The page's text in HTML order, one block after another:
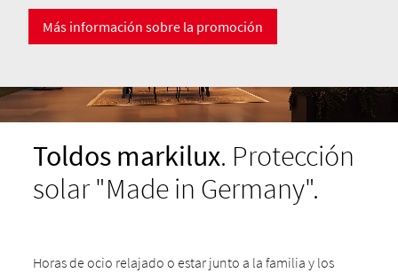
Más información sobre la promoción
Toldos markilux. Protección
solar "Made in Germany".
Horas de ocio relajado o estar junto a la familia y los